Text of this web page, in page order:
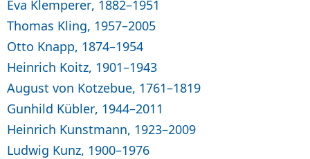
Eva Klemperer, 1882–1951
Thomas Kling, 1957–2005
Otto Knapp, 1874–1954
Heinrich Koitz, 1901–1943
August von Kotzebue, 1761–1819
Gunhild Kübler, 1944–2011
Heinrich Kunstmann, 1923–2009
Ludwig Kunz, 1900–1976